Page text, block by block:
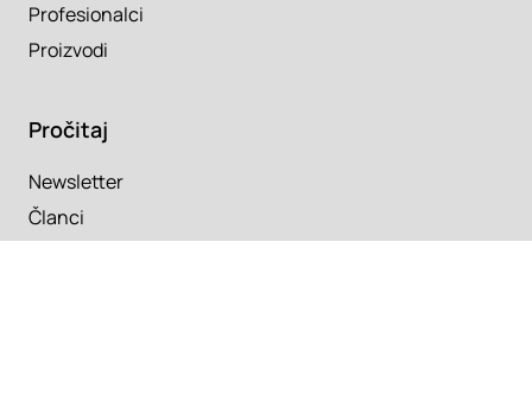
Profesionalci
Proizvodi
Pročitaj
Newsletter
Članci